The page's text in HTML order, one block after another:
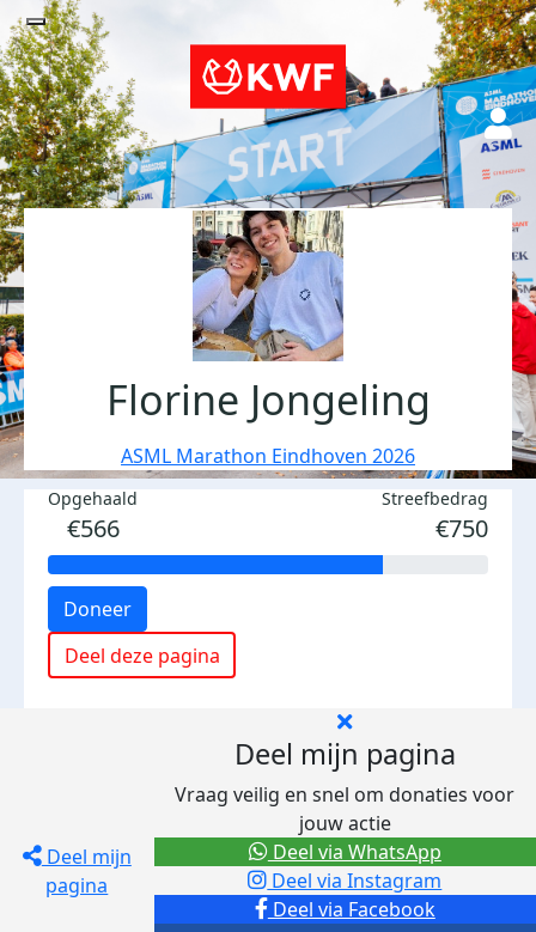
Florine Jongeling
ASML Marathon Eindhoven 2026
Opgehaald
€566
Streefbedrag
€750
Doneer
Deel deze pagina
Deel mijn
pagina
Deel mijn pagina
Vraag veilig en snel om donaties voor
jouw actie
Deel via Facebook
Deel via Instagram
Deel via WhatsApp